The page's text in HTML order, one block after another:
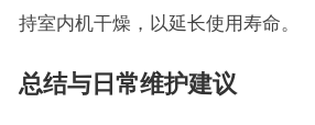
持室内机干燥，以延长使用寿命。
总结与日常维护建议